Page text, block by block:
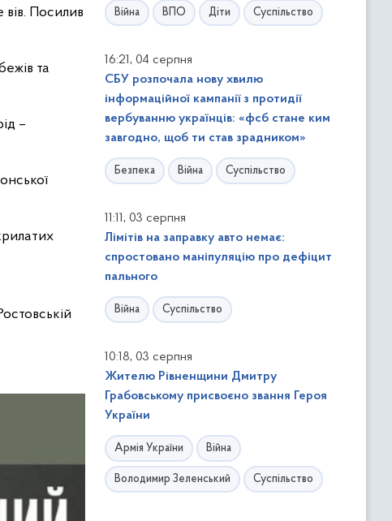
вів. Посилив
та
–
Війна ВПО Діти Суспільство
16:21, 04 серпня
СБУ розпочала нову хвилю
інформаційної кампанії з протидії
вербуванню українців: «фсб стане ким
завгодно, щоб ти став зрадником»
Безпека Війна Суспільство
11:11, 03 серпня
Лімітів на заправку авто немає:
спростовано маніпуляцію про дефіцит
пального
Війна Суспільство
10:18, 03 серпня
Жителю Рівненщини Дмитру
Грабовському присвоєно звання Героя
України
Армія України Війна
Володимир Зеленський Суспільство